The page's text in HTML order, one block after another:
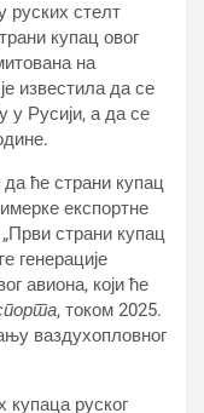
руских стелт
купац овог
на
известила да се
у Русији, а да се
да ће страни купац
експортне
„Први страни купац
генерације
авиона, који ће
, током 2025.
ваздухопловног
купаца руског